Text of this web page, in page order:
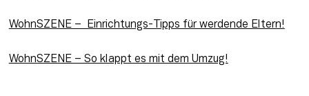
WohnSZENE –  Einrichtungs-Tipps für werdende Eltern!
WohnSZENE – So klappt es mit dem Umzug!